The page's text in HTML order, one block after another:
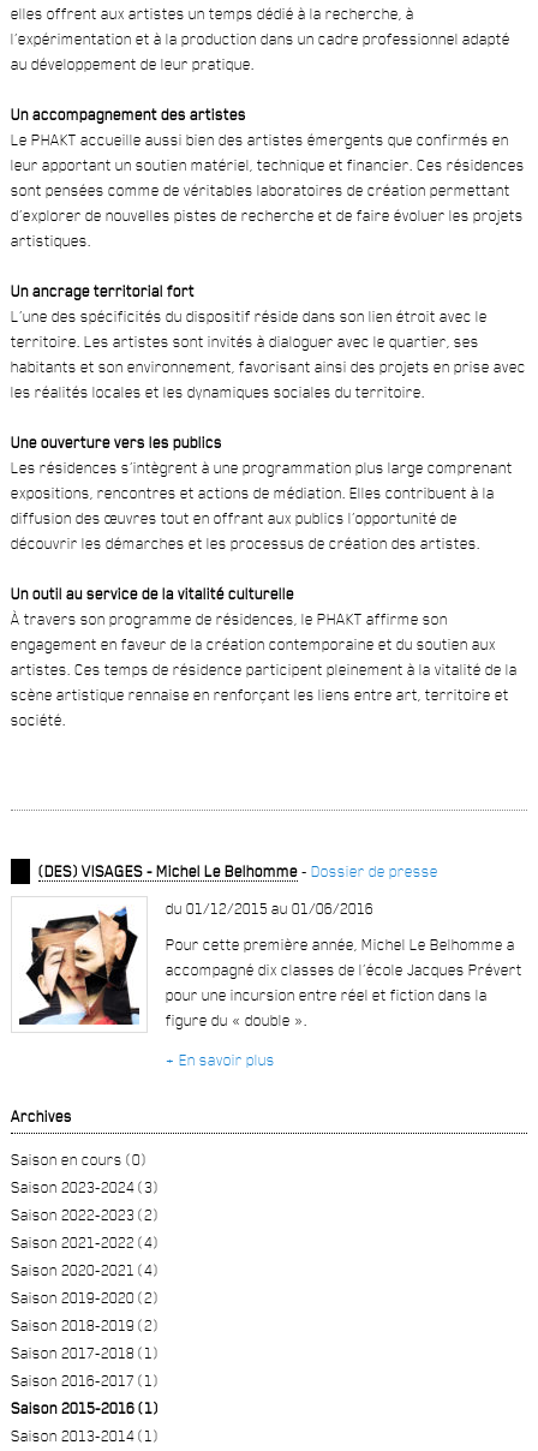
elles offrent aux artistes un temps dédié à la recherche, à
l’expérimentation et à la production dans un cadre professionnel adapté
au développement de leur pratique.
Un accompagnement des artistes
Le PHAKT accueille aussi bien des artistes émergents que confirmés en
leur apportant un soutien matériel, technique et financier. Ces résidences
sont pensées comme de véritables laboratoires de création permettant
d’explorer de nouvelles pistes de recherche et de faire évoluer les projets
artistiques.
Un ancrage territorial fort
L’une des spécificités du dispositif réside dans son lien étroit avec le
territoire. Les artistes sont invités à dialoguer avec le quartier, ses
habitants et son environnement, favorisant ainsi des projets en prise avec
les réalités locales et les dynamiques sociales du territoire.
Une ouverture vers les publics
Les résidences s’intègrent à une programmation plus large comprenant
expositions, rencontres et actions de médiation. Elles contribuent à la
diffusion des œuvres tout en offrant aux publics l’opportunité de
découvrir les démarches et les processus de création des artistes.
Un outil au service de la vitalité culturelle
À travers son programme de résidences, le PHAKT affirme son
engagement en faveur de la création contemporaine et du soutien aux
artistes. Ces temps de résidence participent pleinement à la vitalité de la
scène artistique rennaise en renforçant les liens entre art, territoire et
société.
(DES) VISAGES - Michel Le Belhomme- Dossier de presse
du 01/12/2015 au 01/06/2016
Pour cette première année, Michel Le Belhomme a
accompagné dix classes de l’école Jacques Prévert
pour une incursion entre réel et fiction dans la
figure du « double ».
+ En savoir plus
Archives
Saison en cours (0)
Saison 2023-2024 (3)
Saison 2022-2023 (2)
Saison 2021-2022 (4)
Saison 2020-2021 (4)
Saison 2019-2020 (2)
Saison 2018-2019 (2)
Saison 2017-2018 (1)
Saison 2016-2017 (1)
Saison 2015-2016 (1)
Saison 2013-2014 (1)